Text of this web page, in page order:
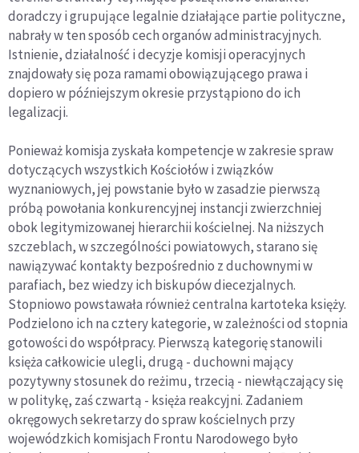
doradczy i grupujące legalnie działające partie polityczne,
nabrały w ten sposób cech organów administracyjnych.
Istnienie, działalność i decyzje komisji operacyjnych
znajdowały siępoza ramami obowiązującego prawa i
dopiero w późniejszym okresie przystąpiono do ich
legalizacji.
Ponieważkomisja zyskała kompetencje w zakresie spraw
dotyczących wszystkich Kościołów i związków
wyznaniowych, jej powstanie było w zasadzie pierwszą
próbą powołania konkurencyjnej instancji zwierzchniej
obok legitymizowanej hierarchii kościelnej. Na niższych
szczeblach, w szczególności powiatowych, starano się
nawiązywać kontakty bezpośrednio z duchownymi w
parafiach, bez wiedzy ich biskupów diecezjalnych.
Stopniowo powstawała równieżcentralna kartoteka księży.
Podzielono ich na cztery kategorie, w zależności od stopnia
gotowości do współpracy. Pierwszą kategorięstanowili
księża całkowicie ulegli, drugą - duchowni mający
pozytywny stosunek do reżimu, trzecią - niewłączający się
w politykę, zaśczwartą - księża reakcyjni. Zadaniem
okręgowych sekretarzy do spraw kościelnych przy
wojewódzkich komisjach Frontu Narodowego było